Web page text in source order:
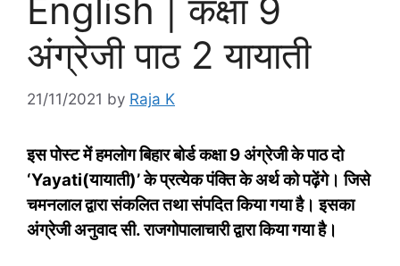
English | कक्षा 9
अंग्रेजी पाठ 2 यायाती
21/11/2021 by Raja K
इस पोस्‍ट में हमलोग बिहार बोर्ड कक्षा 9 अंग्रेजी के पाठ दो
‘Yayati(यायाती)’ के प्रत्‍येक पंक्ति के अर्थ को पढ़ेंगे।जिसे
चमनलाल द्वारा संकलित तथा संपदित किया गया है। इसका
अंग्रेजी अनुवाद सी. राजगोपालाचारी द्वारा किया गया है।